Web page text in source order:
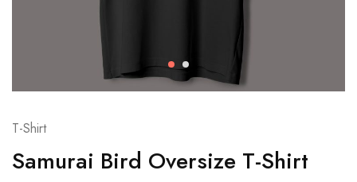
T-Shirt
Samurai Bird Oversize T-Shirt